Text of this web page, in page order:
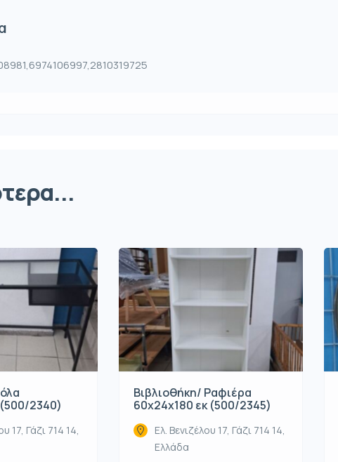
2340)
17, Γάζι 714 14,
Βιβλιοθήκη/ Ραφιέρα
60x24x180 εκ (500/2345)
Ελ. Βενιζέλου 17, Γάζι 714 14,
Ελλάδα